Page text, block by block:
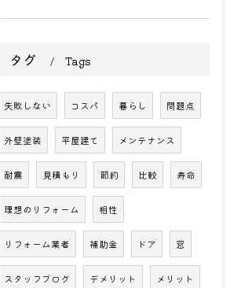
タグ Tags
失敗しない コスパ 暮らし 問題点
外壁塗装 平屋建て メンテナンス
耐震 見積もり 節約 比較 寿命
理想のリフォーム 相性
リフォーム業者 補助金 ドア 窓
スタッフブログ デメリット メリット